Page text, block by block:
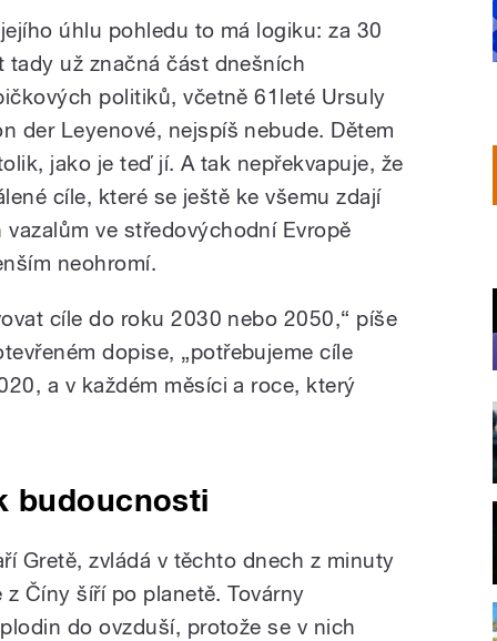
úhlu pohledu to má logiku: za 30
tady už značná část dnešních
politiků, včetně 61leté Ursuly
der Leyenové, nejspíš nebude. Dětem
jako je teď jí. A tak nepřekvapuje, že
cíle, které se ještě ke všemu zdají
ve středovýchodní Evropě
neohromí.
cíle do roku 2030 nebo 2050,“ píše
dopise, „potřebujeme cíle
a v každém měsíci a roce, který
budoucnosti
Gretě, zvládá v těchto dnech z minuty
Číny šíří po planetě. Továrny
do ovzduší, protože se v nich